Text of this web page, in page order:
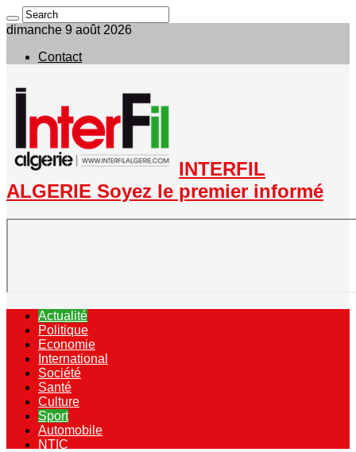
dimanche 9 août 2026
Contact
INTERFIL
ALGERIE Soyez le premier informé
Actualité
Politique
Economie
International
Société
Santé
Culture
Sport
Automobile
NTIC